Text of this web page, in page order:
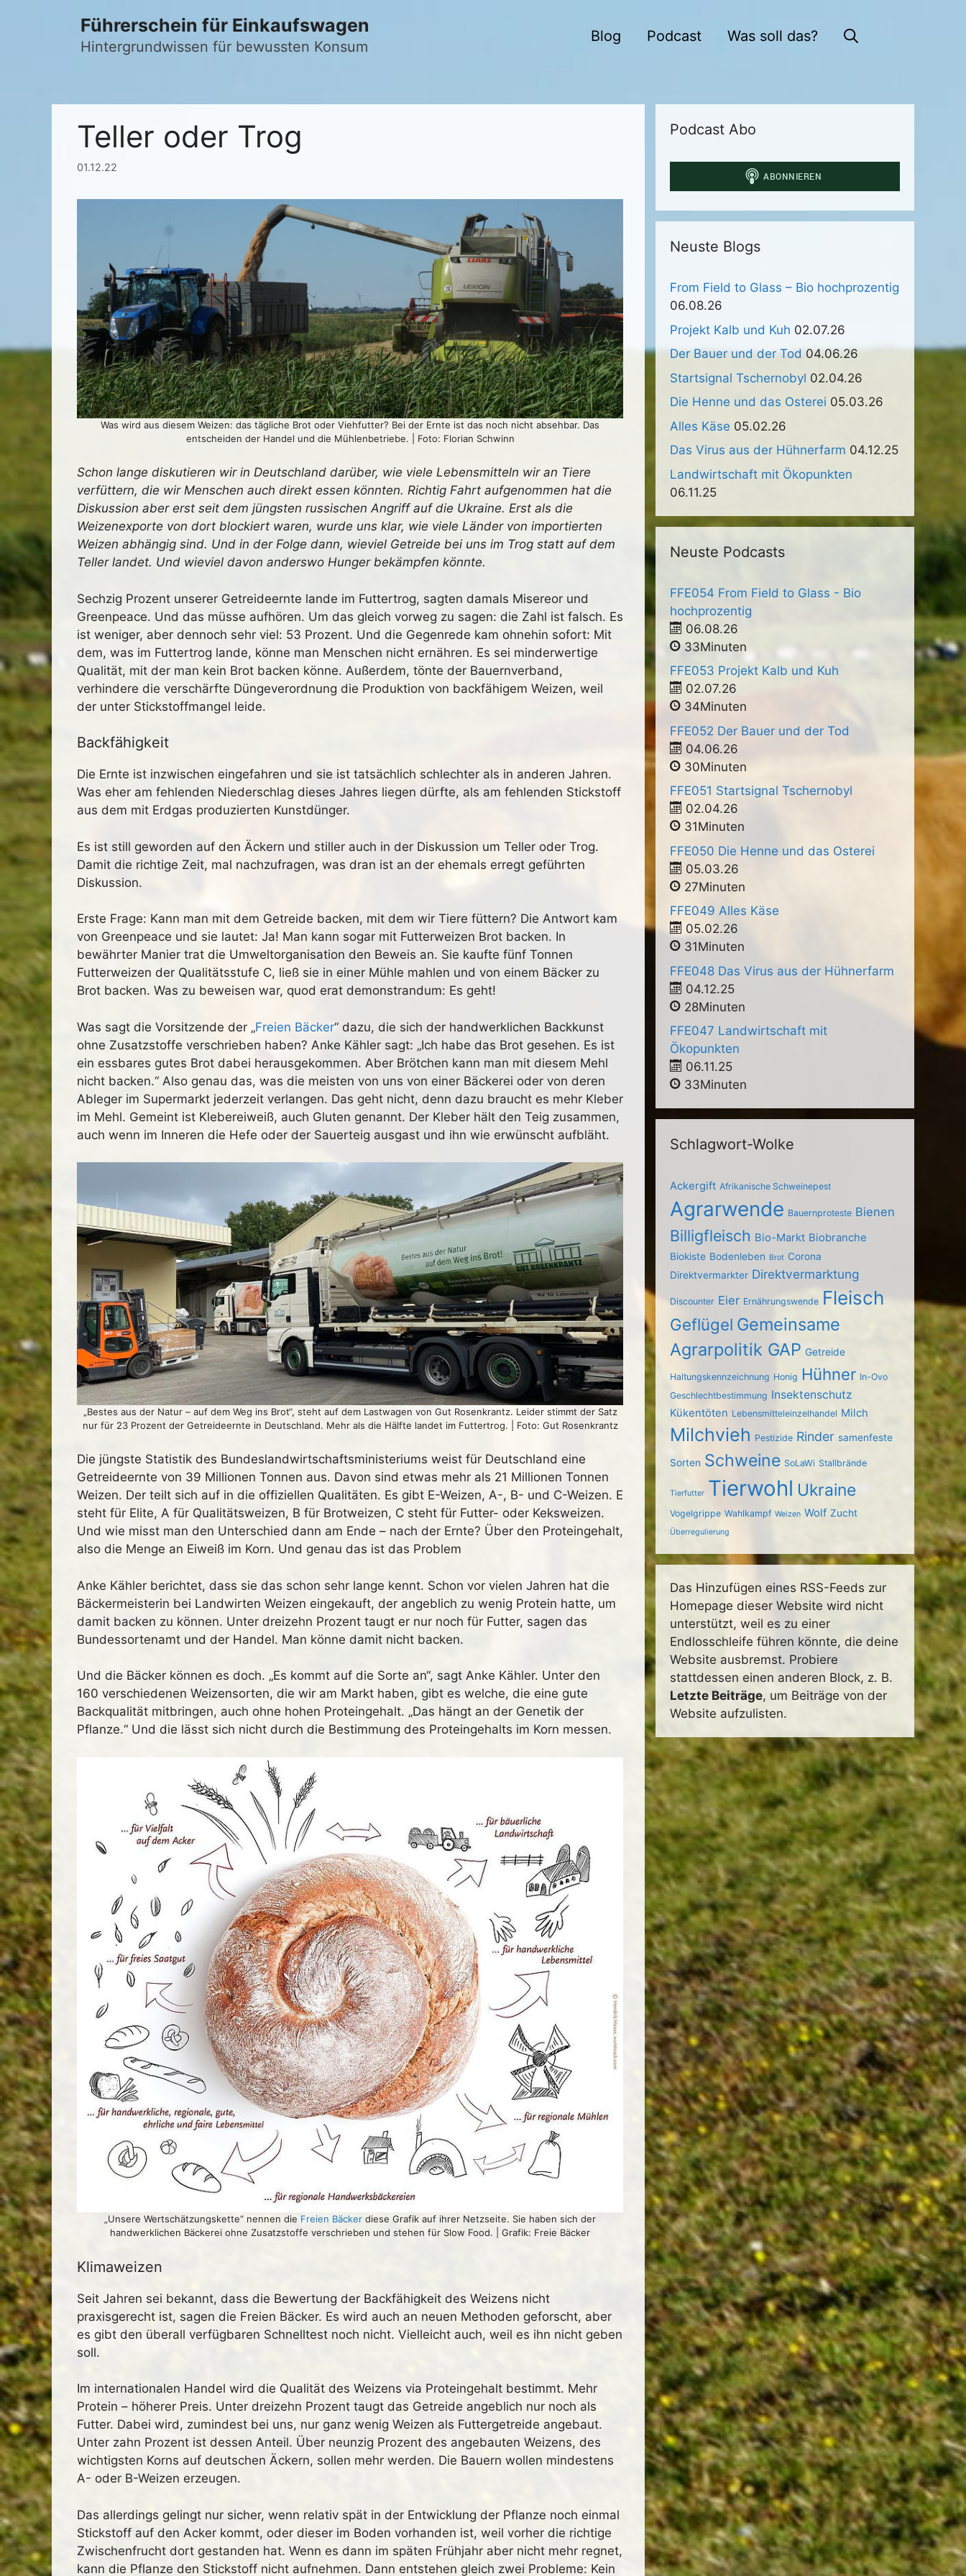
Führerschein für Einkaufswagen
Hintergrundwissen für bewussten Konsum
Blog Podcast Was soll das?
Teller oder Trog
01.12.22
Was wird aus diesem Weizen: das tägliche Brot oder Viehfutter? Bei der Ernte ist das noch nicht absehbar. Das
entscheiden der Handel und die Mühlenbetriebe. | Foto: Florian Schwinn
Schon lange diskutieren wir in Deutschland darüber, wie viele Lebensmitteln wir an Tiere
verfüttern, die wir Menschen auch direkt essen könnten. Richtig Fahrt aufgenommen hat die
Diskussion aber erst seit dem jüngsten russischen Angriff auf die Ukraine. Erst als die
Weizenexporte von dort blockiert waren, wurde uns klar, wie viele Länder von importierten
Weizen abhängig sind. Und in der Folge dann, wieviel Getreide bei uns im Trog statt auf dem
Teller landet. Und wieviel davon anderswo Hunger bekämpfen könnte.
Sechzig Prozent unserer Getreideernte lande im Futtertrog, sagten damals Misereor und
Greenpeace. Und das müsse aufhören. Um das gleich vorweg zu sagen: die Zahl ist falsch. Es
ist weniger, aber dennoch sehr viel: 53 Prozent. Und die Gegenrede kam ohnehin sofort: Mit
dem, was im Futtertrog lande, könne man Menschen nicht ernähren. Es sei minderwertige
Qualität, mit der man kein Brot backen könne. Außerdem, tönte der Bauernverband,
verhindere die verschärfte Düngeverordnung die Produktion von backfähigem Weizen, weil
der unter Stickstoffmangel leide.
Backfähigkeit
Die Ernte ist inzwischen eingefahren und sie ist tatsächlich schlechter als in anderen Jahren.
Was eher am fehlenden Niederschlag dieses Jahres liegen dürfte, als am fehlenden Stickstoff
aus dem mit Erdgas produzierten Kunstdünger.
Es ist still geworden auf den Äckern und stiller auch in der Diskussion um Teller oder Trog.
Damit die richtige Zeit, mal nachzufragen, was dran ist an der ehemals erregt geführten
Diskussion.
Erste Frage: Kann man mit dem Getreide backen, mit dem wir Tiere füttern? Die Antwort kam
von Greenpeace und sie lautet: Ja! Man kann sogar mit Futterweizen Brot backen. In
bewährter Manier trat die Umweltorganisation den Beweis an. Sie kaufte fünf Tonnen
Futterweizen der Qualitätsstufe C, ließ sie in einer Mühle mahlen und von einem Bäcker zu
Brot backen. Was zu beweisen war, quod erat demonstrandum: Es geht!
Was sagt die Vorsitzende der „Freien Bäcker“ dazu, die sich der handwerklichen Backkunst
ohne Zusatzstoffe verschrieben haben? Anke Kähler sagt: „Ich habe das Brot gesehen. Es ist
ein essbares gutes Brot dabei herausgekommen. Aber Brötchen kann man mit diesem Mehl
nicht backen.“ Also genau das, was die meisten von uns von einer Bäckerei oder von deren
Ableger im Supermarkt jederzeit verlangen. Das geht nicht, denn dazu braucht es mehr Kleber
im Mehl. Gemeint ist Klebereiweiß, auch Gluten genannt. Der Kleber hält den Teig zusammen,
auch wenn im Inneren die Hefe oder der Sauerteig ausgast und ihn wie erwünscht aufbläht.
„Bestes aus der Natur – auf dem Weg ins Brot“, steht auf dem Lastwagen von Gut Rosenkrantz. Leider stimmt der Satz
nur für 23 Prozent der Getreideernte in Deutschland. Mehr als die Hälfte landet im Futtertrog. | Foto: Gut Rosenkrantz
Die jüngste Statistik des Bundeslandwirtschaftsministeriums weist für Deutschland eine
Getreideernte von 39 Millionen Tonnen aus. Davon sind etwas mehr als 21 Millionen Tonnen
Weizen. Der teilt sich auf in die offiziellen Qualitäten. Es gibt E-Weizen, A-, B- und C-Weizen. E
steht für Elite, A für Qualitätsweizen, B für Brotweizen, C steht für Futter- oder Keksweizen.
Und wie misst man den Unterschied dann am Ende – nach der Ernte? Über den Proteingehalt,
also die Menge an Eiweiß im Korn. Und genau das ist das Problem
Anke Kähler berichtet, dass sie das schon sehr lange kennt. Schon vor vielen Jahren hat die
Bäckermeisterin bei Landwirten Weizen eingekauft, der angeblich zu wenig Protein hatte, um
damit backen zu können. Unter dreizehn Prozent taugt er nur noch für Futter, sagen das
Bundessortenamt und der Handel. Man könne damit nicht backen.
Und die Bäcker können es doch. „Es kommt auf die Sorte an“, sagt Anke Kähler. Unter den
160 verschiedenen Weizensorten, die wir am Markt haben, gibt es welche, die eine gute
Backqualität mitbringen, auch ohne hohen Proteingehalt. „Das hängt an der Genetik der
Pflanze.“ Und die lässt sich nicht durch die Bestimmung des Proteingehalts im Korn messen.
„Unsere Wertschätzungskette“ nennen die Freien Bäcker diese Grafik auf ihrer Netzseite. Sie haben sich der
handwerklichen Bäckerei ohne Zusatzstoffe verschrieben und stehen für Slow Food. | Grafik: Freie Bäcker
Klimaweizen
Seit Jahren sei bekannt, dass die Bewertung der Backfähigkeit des Weizens nicht
praxisgerecht ist, sagen die Freien Bäcker. Es wird auch an neuen Methoden geforscht, aber
es gibt den überall verfügbaren Schnelltest noch nicht. Vielleicht auch, weil es ihn nicht geben
soll.
Im internationalen Handel wird die Qualität des Weizens via Proteingehalt bestimmt. Mehr
Protein – höherer Preis. Unter dreizehn Prozent taugt das Getreide angeblich nur noch als
Futter. Dabei wird, zumindest bei uns, nur ganz wenig Weizen als Futtergetreide angebaut.
Unter zahn Prozent ist dessen Anteil. Über neunzig Prozent des angebauten Weizens, des
wichtigsten Korns auf deutschen Äckern, sollen mehr werden. Die Bauern wollen mindestens
A- oder B-Weizen erzeugen.
Das allerdings gelingt nur sicher, wenn relativ spät in der Entwicklung der Pflanze noch einmal
Stickstoff auf den Acker kommt, oder dieser im Boden vorhanden ist, weil vorher die richtige
Zwischenfrucht dort gestanden hat. Wenn es dann im späten Frühjahr aber nicht mehr regnet,
kann die Pflanze den Stickstoff nicht aufnehmen. Dann entstehen gleich zwei Probleme: Kein
Podcast Abo
Neuste Blogs
From Field to Glass – Bio hochprozentig
06.08.26
Projekt Kalb und Kuh 02.07.26
Der Bauer und der Tod 04.06.26
Startsignal Tschernobyl 02.04.26
Die Henne und das Osterei 05.03.26
Alles Käse 05.02.26
Das Virus aus der Hühnerfarm 04.12.25
Landwirtschaft mit Ökopunkten
06.11.25
Neuste Podcasts
FFE054 From Field to Glass - Bio
hochprozentig
06.08.26
33Minuten
FFE053 Projekt Kalb und Kuh
02.07.26
34Minuten
FFE052 Der Bauer und der Tod
04.06.26
30Minuten
FFE051 Startsignal Tschernobyl
02.04.26
31Minuten
FFE050 Die Henne und das Osterei
05.03.26
27Minuten
FFE049 Alles Käse
05.02.26
31Minuten
FFE048 Das Virus aus der Hühnerfarm
04.12.25
28Minuten
FFE047 Landwirtschaft mit
Ökopunkten
06.11.25
33Minuten
Schlagwort-Wolke
Ackergift Afrikanische Schweinepest
Agrarwende Bauernproteste Bienen
Billigfleisch Bio-Markt Biobranche
Biokiste Bodenleben Brot Corona
Direktvermarkter Direktvermarktung
Discounter Eier Ernährungswende Fleisch
Geflügel Gemeinsame
Agrarpolitik GAP Getreide
Haltungskennzeichnung Honig Hühner In-Ovo
Geschlechtbestimmung Insektenschutz
Kükentöten Lebensmitteleinzelhandel Milch
Milchvieh Pestizide Rinder samenfeste
Sorten Schweine SoLaWi Stallbrände
Tierfutter Tierwohl Ukraine
Vogelgrippe Wahlkampf Weizen Wolf Zucht
Überregulierung
Das Hinzufügen eines RSS-Feeds zur
Homepage dieser Website wird nicht
unterstützt, weil es zu einer
Endlosschleife führen könnte, die deine
Website ausbremst. Probiere
stattdessen einen anderen Block, z. B.
Letzte Beiträge, um Beiträge von der
Website aufzulisten.